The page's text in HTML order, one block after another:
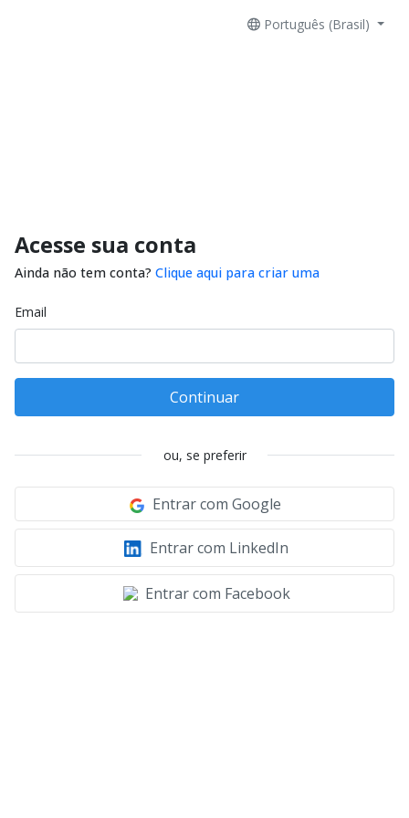
Português (Brasil)
Acesse sua conta
Ainda não tem conta? Clique aqui para criar uma
Email
Continuar
ou, se preferir
Entrar com Google
Entrar com LinkedIn
Entrar com Facebook